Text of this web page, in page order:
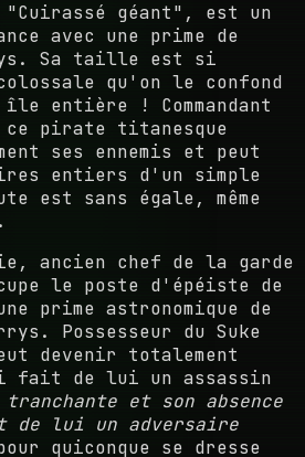
géant", est un
avec une prime de
Sa taille est si
colossale qu'on le confond
île entière ! Commandant
pirate titanesque
ses ennemis et peut
entiers d'un simple
est sans égale, même
ancien chef de la garde
le poste d'épéiste de
prime astronomique de
Possesseur du Suke
devenir totalement
fait de lui un assassin
tranchante et son absence
de lui un adversaire
quiconque se dresse